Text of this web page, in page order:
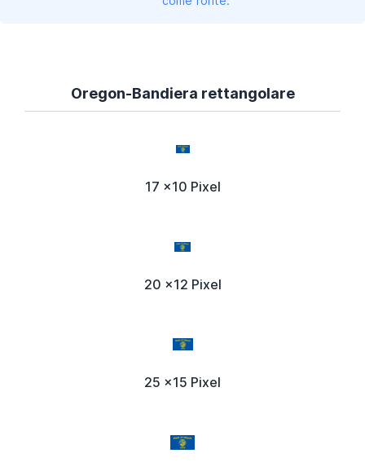
Oregon-Bandiera rettangolare
17 x10 Pixel
20 x12 Pixel
25 x15 Pixel